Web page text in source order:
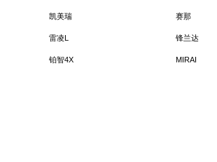
凯美瑞 赛那
雷凌L 锋兰达
铂智4X MIRAI